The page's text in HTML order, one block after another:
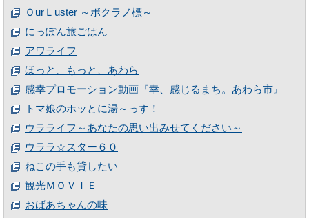
ＯurＬuster ～ボクラノ標～
にっぽん旅ごはん
アワライフ
ほっと、もっと、あわら
感幸プロモーション動画『幸、感じるまち。あわら市』
トマ娘のホッとに湯～っす！
ウラライフ～あなたの思い出みせてください～
ウララ☆スター６０
ねこの手も貸したい
観光ＭＯＶＩＥ
おばあちゃんの味